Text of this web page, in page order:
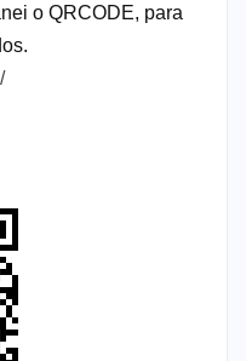
o QRCODE, para